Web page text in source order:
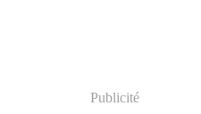
Publicité